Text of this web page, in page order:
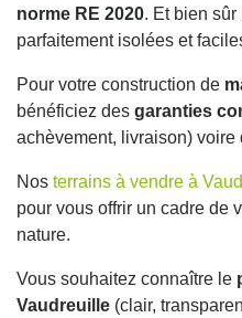
norme RE 2020. Et bien
parfaitement isolées et
Pour votre construction de
bénéficiez des garanties
achèvement, livraison)
Nos terrains à vendre à
pour vous offrir un cadre de
nature.
Vous souhaitez connaître le
Vaudreuille (clair,